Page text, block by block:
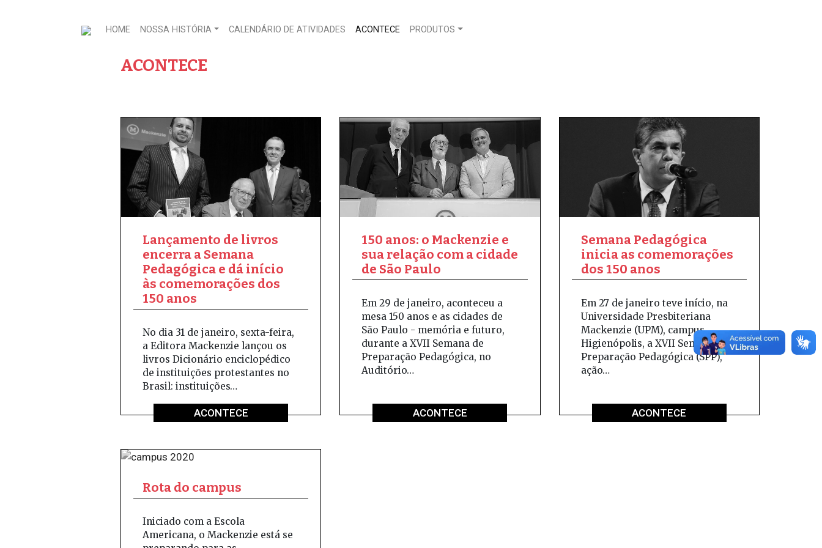
HOME NOSSA HISTÓRIA CALENDÁRIO DE ATIVIDADES ACONTECE PRODUTOS
ACONTECE
ACONTECE
Lançamento de livros
encerra a Semana
Pedagógica e dá início
às comemorações dos
150 anos
No dia 31 de janeiro, sexta-feira,
a Editora Mackenzie lançou os
livros Dicionário enciclopédico
de instituições protestantes no
Brasil: instituições…
ACONTECE
150 anos: o Mackenzie e
sua relação com a cidade
de São Paulo
Em 29 de janeiro, aconteceu a
mesa 150 anos e as cidades de
São Paulo - memória e futuro,
durante a XVII Semana de
Preparação Pedagógica, no
Auditório…
ACONTECE
Semana Pedagógica
inicia as comemorações
dos 150 anos
Em 27 de janeiro teve início, na
Universidade Presbiteriana
Mackenzie (UPM), campus
Higienópolis, a XVII Semana de
Preparação Pedagógica (SPP),
ação…
Rota do campus
Iniciado com a Escola
Americana, o Mackenzie está se